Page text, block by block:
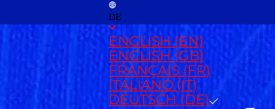
DE
ENGLISH (EN)
ENGLISH (GB)
FRANÇAIS (FR)
ITALIANO (IT)
DEUTSCH (DE)